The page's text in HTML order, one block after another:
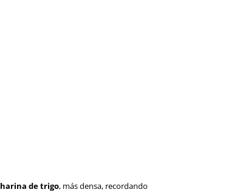
harina de trigo, más densa, recordando